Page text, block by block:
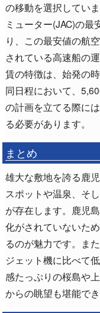
の移動を選択してい
ミューター(JAC)の
り、この最安値の航
されている高速船の
賃の特徴は、始発の
同日程において、
の計画を立てる際に
る必要があります。
まとめ
雄大な敷地を誇る鹿
スポットや温泉、そ
が存在します。鹿児
化がされていないた
るのが魅力です。ま
ジェット機に比べて
感たっぷりの桜島や
からの眺望も堪能で